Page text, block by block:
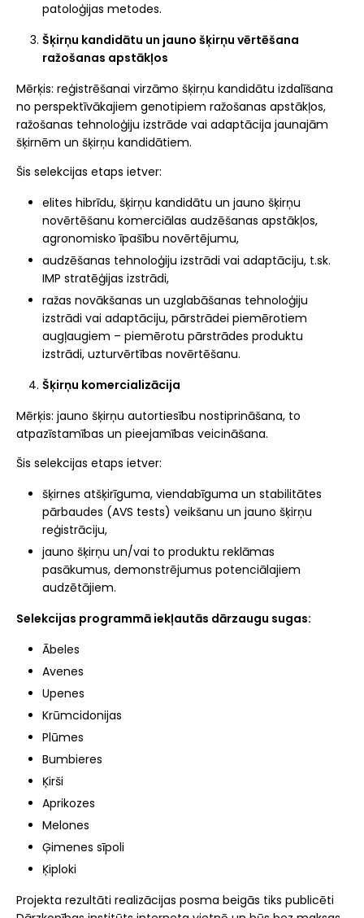
patoloģijas metodes.
Šķirņu kandidātu un jauno šķirņu vērtēšana
ražošanas apstākļos
Mērķis: reģistrēšanai virzāmo šķirņu kandidātu izdalīšana
no perspektīvākajiem genotipiem ražošanas apstākļos,
ražošanas tehnoloģiju izstrāde vai adaptācija jaunajām
šķirnēm un šķirņu kandidātiem.
Šis selekcijas etaps ietver:
elites hibrīdu, šķirņu kandidātu un jauno šķirņu
novērtēšanu komerciālas audzēšanas apstākļos,
agronomisko īpašību novērtējumu,
audzēšanas tehnoloģiju izstrādi vai adaptāciju, t.sk.
IMP stratēģijas izstrādi,
ražas novākšanas un uzglabāšanas tehnoloģiju
izstrādi vai adaptāciju, pārstrādei piemērotiem
augļaugiem – piemērotu pārstrādes produktu
izstrādi, uzturvērtības novērtēšanu.
Šķirņu komercializācija
Mērķis: jauno šķirņu autortiesību nostiprināšana, to
atpazīstamības un pieejamības veicināšana.
Šis selekcijas etaps ietver:
šķirnes atšķirīguma, viendabīguma un stabilitātes
pārbaudes (AVS tests) veikšanu un jauno šķirņu
reģistrāciju,
jauno šķirņu un/vai to produktu reklāmas
pasākumus, demonstrējumus potenciālajiem
audzētājiem.
Selekcijas programmā iekļautās dārzaugu sugas:
Ābeles
Avenes
Upenes
Krūmcidonijas
Plūmes
Bumbieres
Ķirši
Aprikozes
Melones
Ģimenes sīpoli
Ķiploki
Projekta rezultāti realizācijas posma beigās tiks publicēti